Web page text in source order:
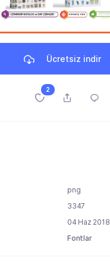
Ücretsiz indir
2
png
3347
04 Haz 2018
Fontlar